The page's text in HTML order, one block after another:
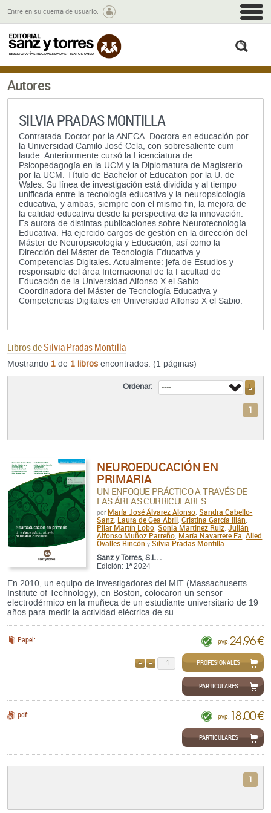
Entre en su cuenta de usuario.
Autores
SILVIA PRADAS MONTILLA
Contratada-Doctor por la ANECA. Doctora en educación por
la Universidad Camilo José Cela, con sobresaliente cum
laude. Anteriormente cursó la Licenciatura de
Psicopedagogía en la UCM y la Diplomatura de Magisterio
por la UCM. Título de Bachelor of Education por la U. de
Wales. Su línea de investigación está dividida y al tiempo
unificada entre la tecnología educativa y la neuropsicología
educativa, y ambas, siempre con el mismo fin, la mejora de
la calidad educativa desde la perspectiva de la innovación.
Es autora de distintas publicaciones sobre Neurotecnología
Educativa. Ha ejercido cargos de gestión en la dirección del
Máster de Neuropsicología y Educación, así como la
Dirección del Máster de Tecnología Educativa y
Competencias Digitales. Actualmente: jefa de Estudios y
responsable del área Internacional de la Facultad de
Educación de la Universidad Alfonso X el Sabio.
Coordinadora del Máster de Tecnología Educativa y
Competencias Digitales en Universidad Alfonso X el Sabio.
Libros deSilvia Pradas Montilla
Mostrando 1 de 1 libros encontrados. (1 páginas)
Ordenar:
1
NEUROEDUCACIÓN EN
PRIMARIA
UN ENFOQUE PRÁCTICO A TRAVÉS DE
LAS ÁREAS CURRICULARES
por María José Álvarez Alonso ,Sandra Cabello-
Sanz Laura de Gea Abril ,Cristina García Illán
Pilar Martín Lobo ,Sonia Martinez Ruiz Julián
Alfonso Muñoz Parreño María Navarrete Fa Alied
Ovalles Rincón ySilvia Pradas Montilla
Sanz y Torres, S.L. .
Edición: 1ª 2024
En 2010, un equipo de investigadores del MIT (Massachusetts
Institute of Technology), en Boston, colocaron un sensor
electrodérmico en la muñeca de un estudiante universitario de 19
años para medir la actividad eléctrica de su ...
Papel: pvp. 24,96 €
QUITARPROFESIONALES
PARTICULARES
pdf: pvp. 18,00 €
PARTICULARES
1